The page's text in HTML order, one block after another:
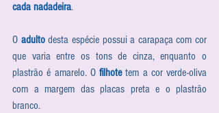
cada nadadeira.
O adulto desta espécie possui a carapaça com cor
que varia entre os tons de cinza, enquanto o
plastrão é amarelo. O filhote tem a cor verde-oliva
com a margem das placas preta e o plastrão
branco.